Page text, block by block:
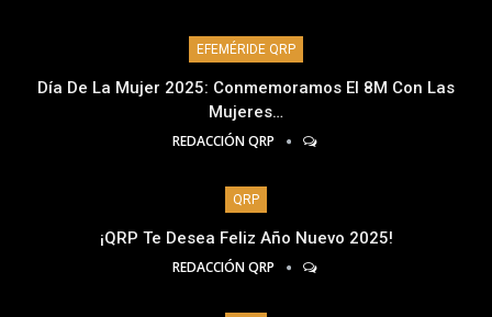
EFEMÉRIDE QRP
Día De La Mujer 2025: Conmemoramos El 8M Con Las
Mujeres…
REDACCIÓN QRP
QRP
¡QRP Te Desea Feliz Año Nuevo 2025!
REDACCIÓN QRP